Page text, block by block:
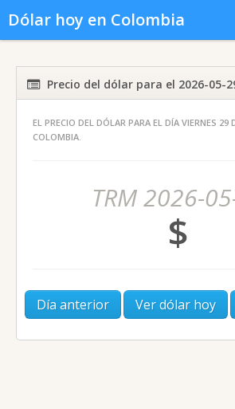
Dólar hoy en Colombia
Noticias del dólar Dólar histórico
Precio del dólar para el 2026-05-
EL PRECIO DEL DÓLAR PARA EL DÍA VIERNES 29
COLOMBIA.
TRM 2026-
$
Día anterior Ver dólar hoy